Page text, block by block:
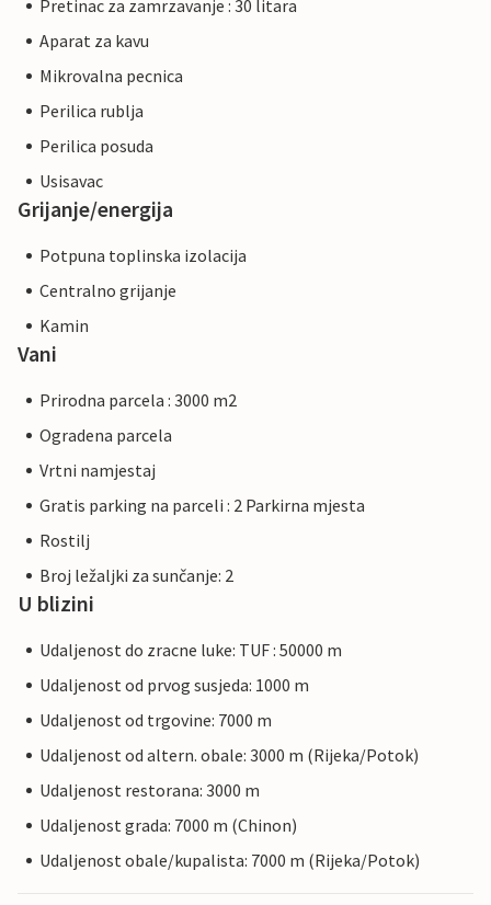
Pretinac za zamrzavanje : 30 litara
Aparat za kavu
Mikrovalna pecnica
Perilica rublja
Perilica posuda
Usisavac
Grijanje/energija
Potpuna toplinska izolacija
Centralno grijanje
Kamin
Vani
Prirodna parcela : 3000 m2
Ogradena parcela
Vrtni namjestaj
Gratis parking na parceli : 2 Parkirna mjesta
Rostilj
Broj ležaljki za sunčanje: 2
U blizini
Udaljenost do zracne luke: TUF : 50000 m
Udaljenost od prvog susjeda: 1000 m
Udaljenost od trgovine: 7000 m
Udaljenost od altern. obale: 3000 m (Rijeka/Potok)
Udaljenost restorana: 3000 m
Udaljenost grada: 7000 m (Chinon)
Udaljenost obale/kupalista: 7000 m (Rijeka/Potok)